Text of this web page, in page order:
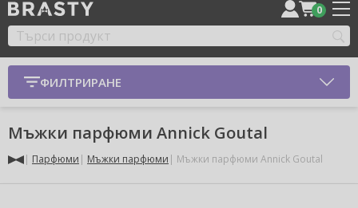
0
ФИЛТРИРАНЕ
Мъжки парфюми Annick Goutal
Парфюми Мъжки парфюми Мъжки парфюми Annick Goutal